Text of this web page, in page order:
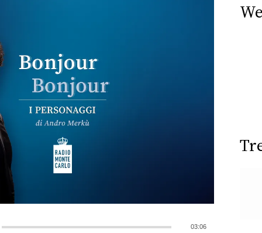
03:06